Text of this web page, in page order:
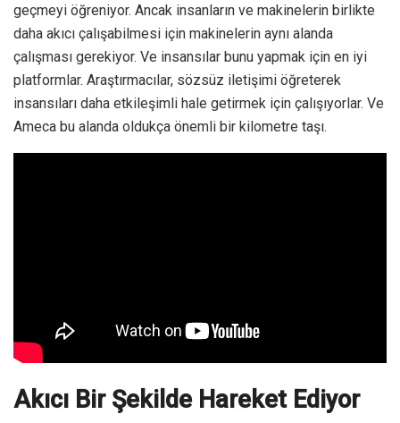
geçmeyi öğreniyor. Ancak insanların ve makinelerin birlikte
daha akıcı çalışabilmesi için makinelerin aynı alanda
çalışması gerekiyor. Ve insansılar bunu yapmak için en iyi
platformlar. Araştırmacılar, sözsüz iletişimi öğreterek
insansıları daha etkileşimli hale getirmek için çalışıyorlar. Ve
Ameca bu alanda oldukça önemli bir kilometre taşı.
Akıcı Bir Şekilde Hareket Ediyor